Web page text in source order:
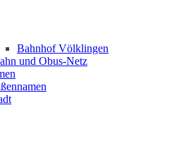
Bahnhof Völklingen
und Obus-Netz